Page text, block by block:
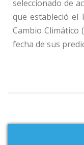
seleccionado de
que estableció el
Cambio Climático
fecha de sus